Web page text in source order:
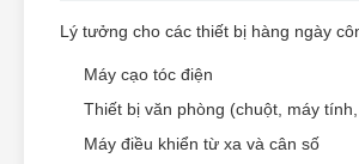
Lý tưởng cho các thiết bị hàng ngày
Máy cạo tóc điện
Thiết bị văn phòng (chuột, máy
Máy điều khiển từ xa và cân số